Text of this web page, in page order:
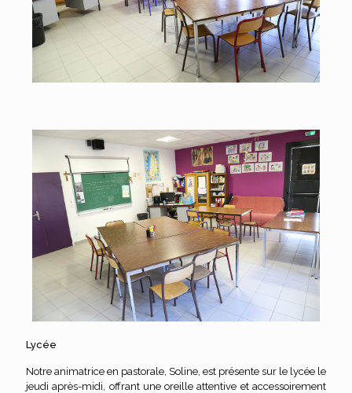
Lycée
Notre animatrice en pastorale, Soline, est présente sur le lycée le
jeudi après-midi, offrant une oreille attentive et accessoirement